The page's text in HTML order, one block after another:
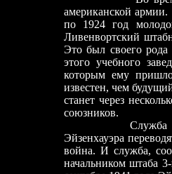
американской
по 1924 год
Ливенвортский
Это был своего рода
этого учебного
которым ему
известен, чем
станет через
союзников.
Служба с
Эйзенхауэра
война. И служба,
начальником штаба